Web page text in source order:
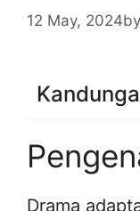
12 May, 2024by
Drama